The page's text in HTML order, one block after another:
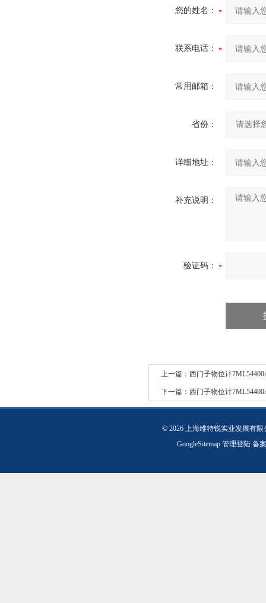
您的姓名：
联系电话：
常用邮箱：
省份：
详细地址：
补充说明：
验证码：
上一篇： 西门子物位计
下一篇： 西门子物位计
© 2026 上海维特锐实业发展有
GoogleSitemap 管理登陆 备